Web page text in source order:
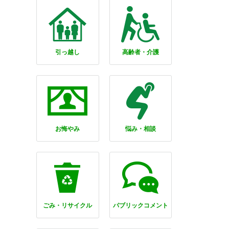
引っ越し 高齢者・介護
お悔やみ 悩み・相談
ごみ・リサイクル パブリックコメント